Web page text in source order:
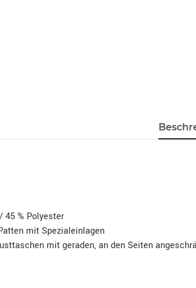
45 % Polyester
mit Spezialeinlagen
mit geraden, an den Seiten